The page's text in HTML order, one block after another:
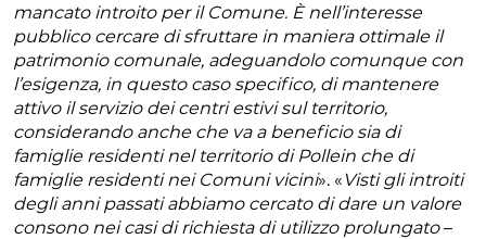
mancato introito per il Comune. È nell’interesse
pubblico cercare di sfruttare in maniera ottimale il
patrimonio comunale, adeguandolo comunque con
l’esigenza, in questo caso specifico, di mantenere
attivo il servizio dei centri estivi sul territorio,
considerando anche che va a beneficio sia di
famiglie residenti nel territorio di Pollein che di
famiglie residenti nei Comuni vicini». « Visti gli introiti
degli anni passati abbiamo cercato di dare un valore
consono nei casi di richiesta di utilizzo prolungato–